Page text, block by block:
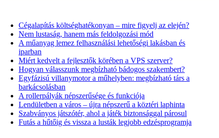
Cégalapítás költséghatékonyan – mire figyelj az elején?
Nem lustaság, hanem más feldolgozási mód
A műanyag lemez felhasználási lehetőségi lakásban és
iparban
Miért kedvelt a fejlesztők körében a VPS szerver?
Hogyan válasszunk megbízható bádogos szakembert?
Egyfázisú villanymotor a műhelyben: megbízható társ a
barkácsolásban
A rollerpályák népszerűsége és funkciója
Lendületben a város – újra népszerű a köztéri laphinta
Szabványos játszótér, ahol a játék biztonsággal párosul
Futás a hűtőig és vissza a lusták legjobb edzésprogramja